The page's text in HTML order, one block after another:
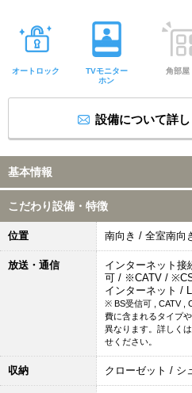
オートロック
TVモニター
ホン
角部屋
設備について詳
基本情報
こだわり設備・特徴
位置 南向き / 全室南向
放送・通信
インターネット
可 / ※CATV /
インターネット /
※ BS受信可 , CATV ,
費に含まれるタイプ
異なります。詳しく
せください。
収納 クローゼット / シ